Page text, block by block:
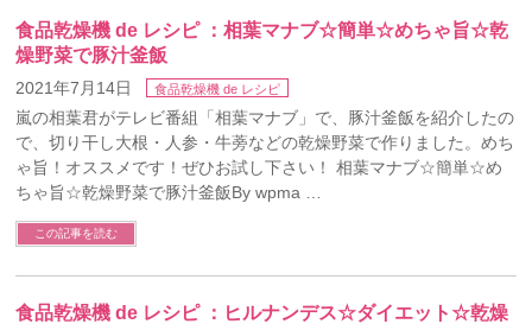
食品乾燥機 de レシピ ：相葉マナブ☆簡単☆めちゃ旨☆乾
燥野菜で豚汁釜飯
2021年7月14日 食品乾燥機 de レシピ
嵐の相葉君がテレビ番組「相葉マナブ」で、豚汁釜飯を紹介したの
で、切り干し大根・人参・牛蒡などの乾燥野菜で作りました。めち
ゃ旨！オススメです！ぜひお試し下さい！ 相葉マナブ☆簡単☆め
ちゃ旨☆乾燥野菜で豚汁釜飯By wpma …
この記事を読む
食品乾燥機 de レシピ ：ヒルナンデス☆ダイエット☆乾燥